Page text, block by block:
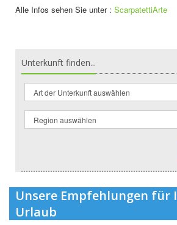
Alle Infos sehen Sie unter : ScarpatettiArte
Unterkunft finden...
Unsere Empfehlungen für
Urlaub